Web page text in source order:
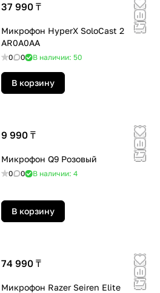
37 990 ₸
Микрофон HyperX SoloСast 2
AR0A0AA
0 0 В наличии: 50
В корзину
9 990 ₸
Микрофон Q9 Розовый
0 0 В наличии: 4
В корзину
74 990 ₸
Микрофон Razer Seiren Elite